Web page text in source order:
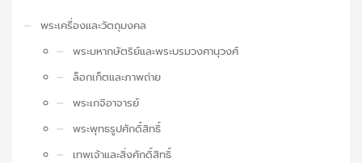
พระเครื่องและวัตถุมงคล
พระมหากษัตริย์และพระบรมวงศานุวงศ์
ล็อกเก็ตและภาพถ่าย
พระเกจิอาจารย์
พระพุทธรูปศักดิ์สิทธิ์
เทพเจ้าและสิ่งศักดิ์สิทธิ์